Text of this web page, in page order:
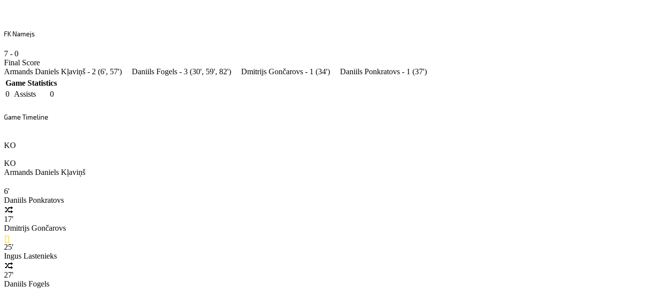
FK Namejs
7 - 0
Final Score
Armands Daniels Kļaviņš - 2 (6', 57')
Daniils Fogels - 3 (30', 59', 82') Dmitrijs Gončarovs - 1 (34')
Daniils Ponkratovs - 1 (37')
Game Statistics
0 Assists 0
Game Timeline
KO
KO
Armands Daniels Kļaviņš
6'
Daniils Ponkratovs
17'
Dmitrijs Gončarovs
25'
Ingus Lastenieks
27'
Daniils Fogels